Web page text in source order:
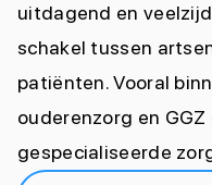
uitdagend en
schakel tussen
patiënten. Vooral
ouderenzorg en
gespecialiseerde